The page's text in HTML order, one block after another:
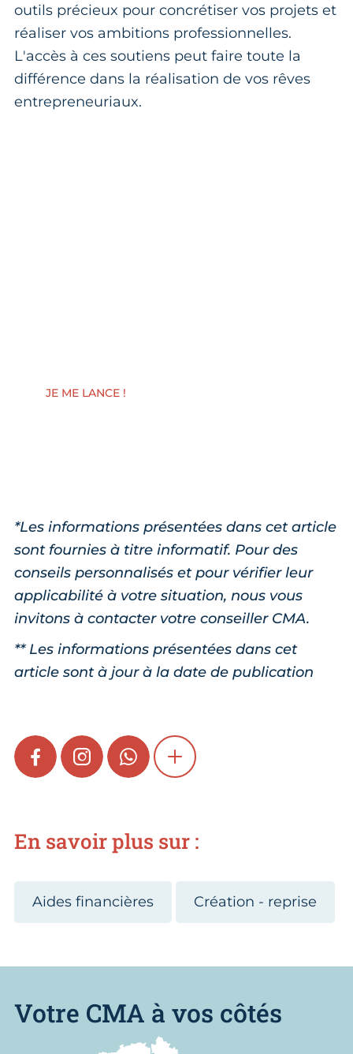
outils précieux pour concrétiser vos projets et
réaliser vos ambitions professionnelles.
L'accès à ces soutiens peut faire toute la
différence dans la réalisation de vos rêves
entrepreneuriaux.
JE ME LANCE !
*Les informations présentées dans cet article
sont fournies à titre informatif. Pour des
conseils personnalisés et pour vérifier leur
applicabilité à votre situation, nous vous
invitons à contacter votre conseiller CMA.
** Les informations présentées dans cet
article sont à jour à la date de publication
FACEBOOKINSTAGRAMWHATSAPPSHOW MORE
En savoir plus sur :
Aides financières Création - reprise
Votre CMA à vos côtés